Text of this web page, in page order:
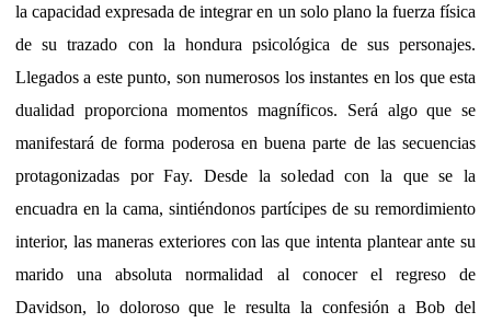
la capacidad expresada de integrar en un solo plano la fuerza física
de su trazado con la hondura psicológica de sus personajes.
Llegados a este punto, son numerosos los instantes en los que esta
dualidad proporciona momentos magníficos. Será algo que se
manifestará de forma poderosa en buena parte de las secuencias
protagonizadas por Fay. Desde la soledad con la que se la
encuadra en la cama, sintiéndonos partícipes de su remordimiento
interior, las maneras exteriores con las que intenta plantear ante su
marido una absoluta normalidad al conocer el regreso de
Davidson, lo doloroso que le resulta la confesión a Bob del